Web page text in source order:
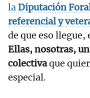
laDiputación
referencial y
de que eso
Ellas, nosotras,
colectivaque
especial.